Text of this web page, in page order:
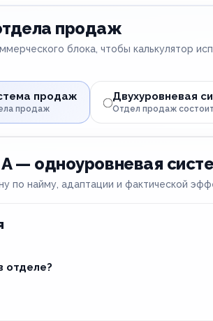
продаж
блока, чтобы калькулятор
продаж
продаж
Двухуровневая
Отдел продаж
— одноуровневая
по найму, адаптации и фактической
отделе?